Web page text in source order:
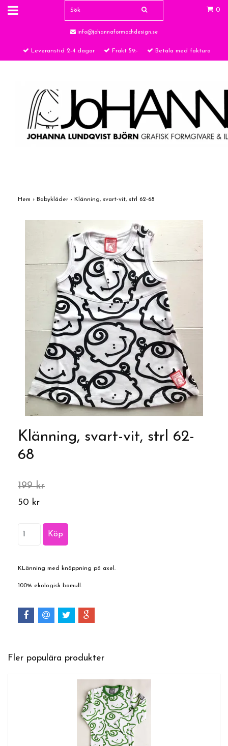
0
info@johannaformochdesign.se
Leveranstid 2-4 dagar Frakt 59:- Betala med faktura
Hem › Babykläder › Klänning, svart-vit, strl 62-68
Klänning, svart-vit, strl 62-
68
199 kr
50 kr
KLänning med knäppning på axel.
100% ekologisk bomull.
Fler populära produkter